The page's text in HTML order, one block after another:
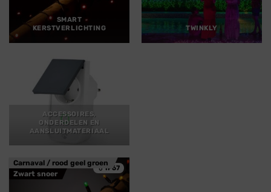
SMART
KERSTVERLICHTING
TWINKLY
ACCESSOIRES,
ONDERDELEN EN
AANSLUITMATERIAAL
💧 IP67
Carnaval / rood geel groen
Zwart snoer